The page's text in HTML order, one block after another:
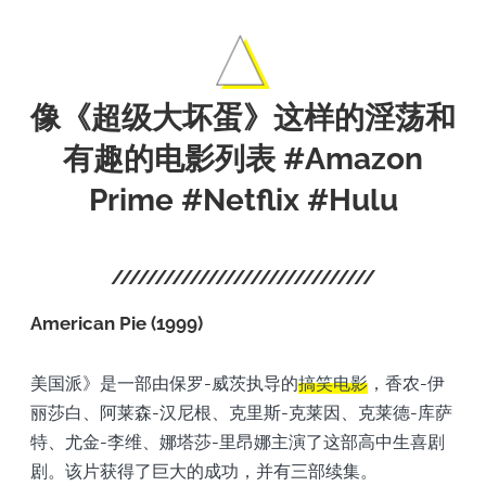
像《超级大坏蛋》这样的淫荡和
有趣的电影列表 #Amazon
Prime #Netflix #Hulu
American Pie (1999)
美国派》是一部由保罗-威茨执导的搞笑电影，香农-伊
丽莎白、阿莱森-汉尼根、克里斯-克莱因、克莱德-库萨
特、尤金-李维、娜塔莎-里昂娜主演了这部高中生喜剧
剧。该片获得了巨大的成功，并有三部续集。